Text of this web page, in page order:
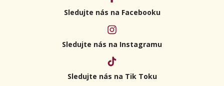
Sledujte nás na Facebooku
Sledujte nás na Instagramu
Sledujte nás na Tik Toku